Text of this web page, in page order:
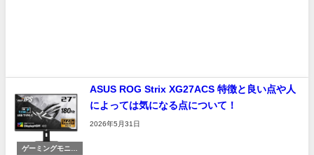
ゲーミングモニタ
ASUS ROG Strix XG27ACS 特徴と良い点や人
によっては気になる点について！
2026年5月31日